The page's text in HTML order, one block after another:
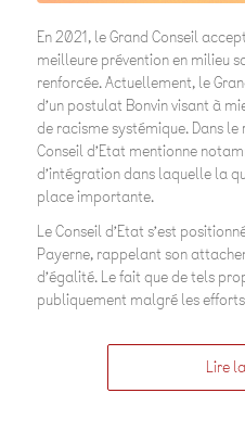
En 2021, le Grand Conseil
meilleure prévention en milieu
renforcée. Actuellement, le
d’un postulat Bonvin visant à
de racisme systémique. Dans
Conseil d’Etat mentionne
d’intégration dans laquelle la
place importante.
Le Conseil d’Etat s’est
Payerne, rappelant son
d’égalité. Le fait que de tels
publiquement malgré les
Lire